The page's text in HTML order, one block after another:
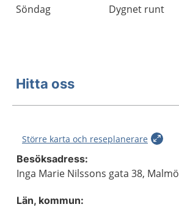
Söndag
Dygnet runt
Hitta oss
Större karta och reseplanerare
Besöksadress:
Inga Marie Nilssons gata 38, Malmö
Län, kommun: